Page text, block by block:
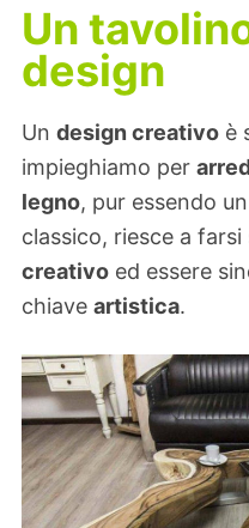
Un
design
Un design creativo è
impieghiamo per
legno, pur essendo un
classico, riesce a farsi
creativo ed essere
chiave artistica.